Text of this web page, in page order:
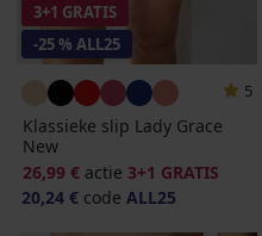
3+1 GRATIS
-25 % ALL25
5
Klassieke slip Lady Grace
New
26,99 € actie 3+1 GRATIS
20,24 € code ALL25